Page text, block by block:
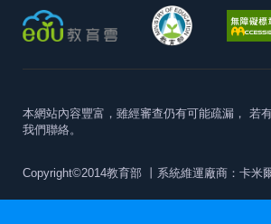
本網站內容豐富，雖經審查仍有可能疏漏， 若
我們聯絡。
Copyright©2014教育部 丨系統維運廠商：卡米